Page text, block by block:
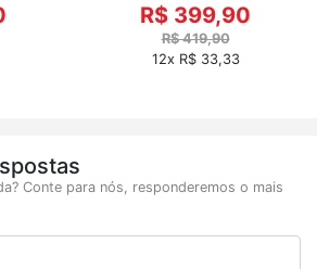
R$ 399,90
R$ 419,90
12x R$ 33,33
Conte para nós, responderemos o mais